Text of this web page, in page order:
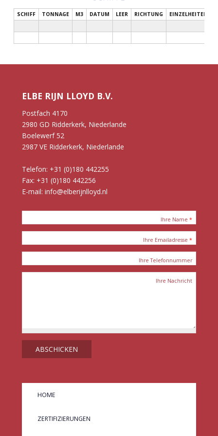
SCHIFF TONNAGE M3 DATUM LEER RICHTUNG EINZELHEITEN
ELBE RIJN LLOYD B.V.
Postfach 4170
2980 GD Ridderkerk, Niederlande
Boelewerf 52
2987 VE Ridderkerk, Niederlande
Telefon: +31 (0)180 442255
Fax: +31 (0)180 442256
E-mail: info@elberijnlloyd.nl
AKTUELLE LADUNG UND SCHIFFSRAUM
Ihre Name*
Ihre Emailadresse*
Ihre Telefonnummer
Ihre Nachricht
HOME
ZERTIFIZIERUNGEN